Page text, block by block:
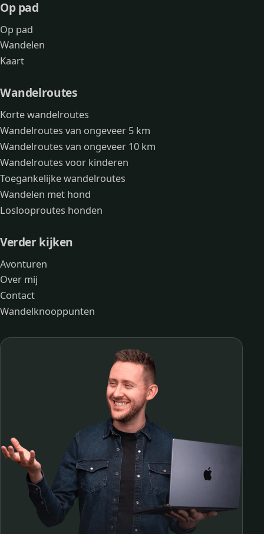
Op pad
Op pad
Wandelen
Kaart
Wandelroutes
Korte wandelroutes
Wandelroutes van ongeveer 5 km
Wandelroutes van ongeveer 10 km
Wandelroutes voor kinderen
Toegankelijke wandelroutes
Wandelen met hond
Loslooproutes honden
Verder kijken
Avonturen
Over mij
Contact
Wandelknooppunten